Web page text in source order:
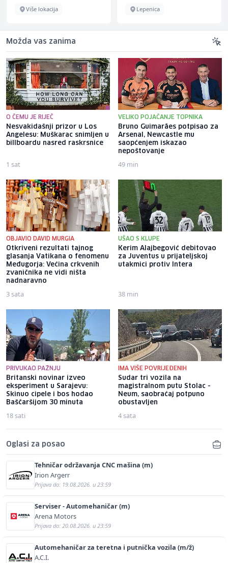
Više lokacija Lepenica
Možda vas zanima
O ČEMU JE RIJEČ
Nesvakidašnji prizor u Los
Angelesu: Muškarac snimljen u
billboardu nasred raskrsnice
1 sat
VELIKO POJAČANJE TOPNIKA
Bruno Guimarães potpisao za
Arsenal, Newcastle mu
saopćenjem iskazao
nepoštovanje
49 min
OBJAVIO DAVID MURGIA
Otkriveni rezultati tajnog
glasanja Vatikana o fenomenu
Međugorja: Većina crkvenih
zvaničnika ne vidi ništa
nadnaravno
3 sata
UŠAO S KLUPE
Kerim Alajbegović debitovao
za Juventus u prijateljskoj
utakmici protiv Intera
38 min
PRIVUKAO PAŽNJU
Britanski novinar izveo
eksperiment u Sarajevu:
Skinuo cipele i bos hodao
Baščaršijom 30 minuta
18 sati
IMA VIŠE POVRIJEĐENIH
Sudar tri vozila na
magistralnom putu Stolac -
Neum, saobraćaj potpuno
obustavljen
4 sata
Oglasi za posao
Tehničar održavanja CNC mašina (m)
Irion Argerr
Prijava do: 19.08.2026. u 23:59
Serviser - Automehaničar (m)
Arena Motors
Prijava do: 20.08.2026. u 23:59
Automehaničar za teretna i putnička vozila (m/ž)
A.C.I.